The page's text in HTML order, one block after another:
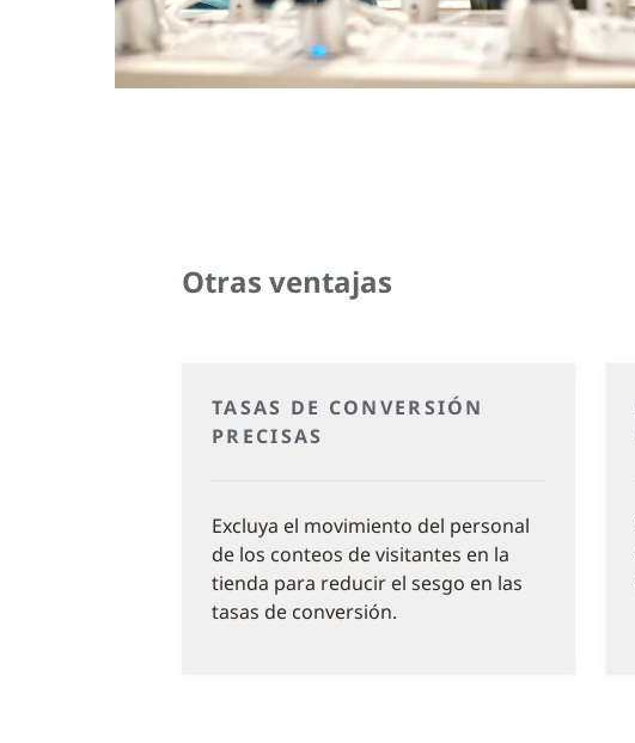
Otras ventajas
TASAS DE CONVERSIÓN
PRECISAS
Excluya el movimiento del personal
de los conteos de visitantes en la
tienda para reducir el sesgo en las
tasas de conversión.